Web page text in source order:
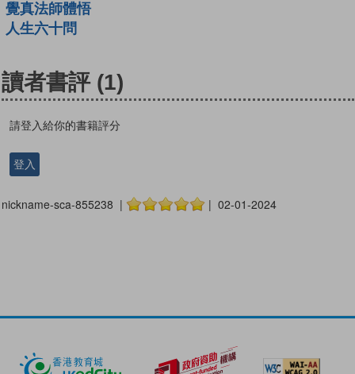
覺真法師體悟
人生六十問
讀者書評 (1)
請登入給你的書籍評分
登入
nickname-sca-855238 | | 02-01-2024